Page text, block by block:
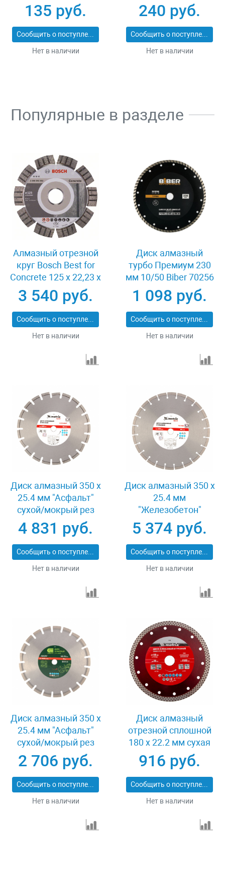
25_z01
135 руб.
Сообщить о поступлении
Нет в наличии
ЭКСПЕРТ 2053-
60_z01
240 руб.
Сообщить о поступлении
Нет в наличии
Популярные в разделе
Алмазный отрезной
круг Bosch Best for
Concrete 125 x 22,23 x
2,2 x 12 mm
3 540 руб.
Сообщить о поступлении
Нет в наличии
Диск алмазный
турбо Премиум 230
мм 10/50 Biber 70256
1 098 руб.
Сообщить о поступлении
Нет в наличии
Диск алмазный 350 х
25.4 мм "Асфальт"
сухой/мокрый рез
Pro Matrix 731073
4 831 руб.
Сообщить о поступлении
Нет в наличии
Диск алмазный 350 х
25.4 мм
"Железобетон"
сухой/мокрый рез
Pro Matrix 731103
5 374 руб.
Сообщить о поступлении
Нет в наличии
Диск алмазный 350 х
25.4 мм "Асфальт"
сухой/мокрый рез
Сибртех 731013
2 706 руб.
Сообщить о поступлении
Нет в наличии
Диск алмазный
отрезной сплошной
180 х 22.2 мм сухая
резка Matrix
Professional 73128
916 руб.
Сообщить о поступлении
Нет в наличии